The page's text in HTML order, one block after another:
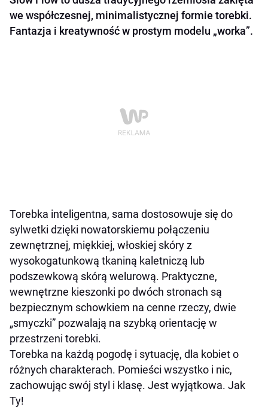
we współczesnej, minimalistycznej formie torebki.
Fantazja i kreatywność w prostym modelu „worka”.
Torebka inteligentna, sama dostosowuje się do
sylwetki dzięki nowatorskiemu połączeniu
zewnętrznej, miękkiej, włoskiej skóry z
wysokogatunkową tkaniną kaletniczą lub
podszewkową skórą welurową. Praktyczne,
wewnętrzne kieszonki po dwóch stronach są
bezpiecznym schowkiem na cenne rzeczy, dwie
„smyczki” pozwalają na szybką orientację w
przestrzeni torebki.
Torebka na każdą pogodę i sytuację, dla kobiet o
różnych charakterach. Pomieści wszystko i nic,
zachowując swój styl i klasę. Jest wyjątkowa. Jak
Ty!